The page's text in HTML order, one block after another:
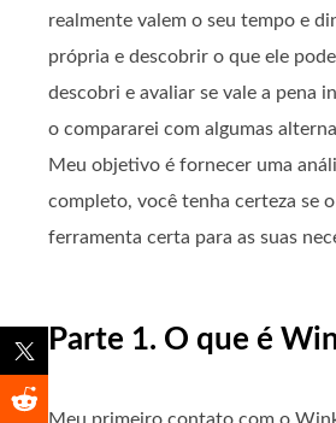
realmente valem o seu tempo e
própria e descobrir o que ele
descobri e avaliar se vale a pena
o compararei com algumas
Meu objetivo é fornecer uma
completo, você tenha certeza se
ferramenta certa para as suas
Parte 1. O que é